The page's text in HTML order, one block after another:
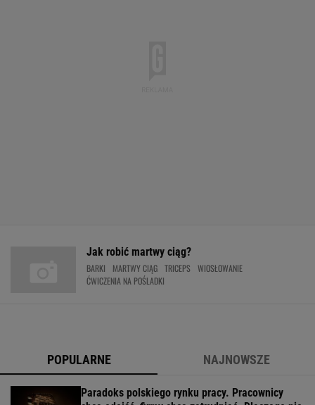
Jak robić martwy ciąg?
BARKI MARTWY CIĄG TRICEPS
WIOSŁOWANIE
ĆWICZENIA NA POŚLADKI
POPULARNE NAJNOWSZE
Paradoks polskiego rynku pracy. Pracownicy